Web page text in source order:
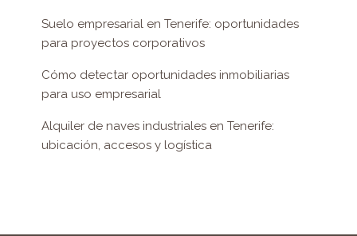
Suelo empresarial en Tenerife: oportunidades
para proyectos corporativos
Cómo detectar oportunidades inmobiliarias
para uso empresarial
Alquiler de naves industriales en Tenerife:
ubicación, accesos y logística